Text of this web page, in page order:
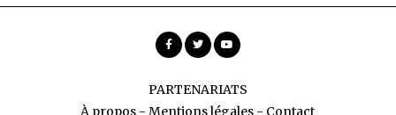
PARTENARIATS
À propos -Mentions légales - Contact